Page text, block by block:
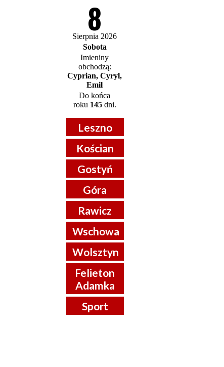
8
Sierpnia 2026
Sobota
Imieniny
obchodzą:
Cyprian, Cyryl,
Emil
Do końca
roku 145dni.
Leszno
Kościan
Gostyń
Góra
Rawicz
Wschowa
Wolsztyn
Felieton
Adamka
Sport